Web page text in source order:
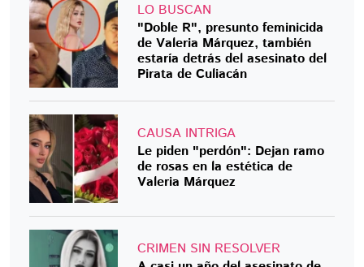
LO BUSCAN
"Doble R", presunto feminicida
de Valeria Márquez, también
estaría detrás del asesinato del
Pirata de Culiacán
CAUSA INTRIGA
Le piden "perdón": Dejan ramo
de rosas en la estética de
Valeria Márquez
CRIMEN SIN RESOLVER